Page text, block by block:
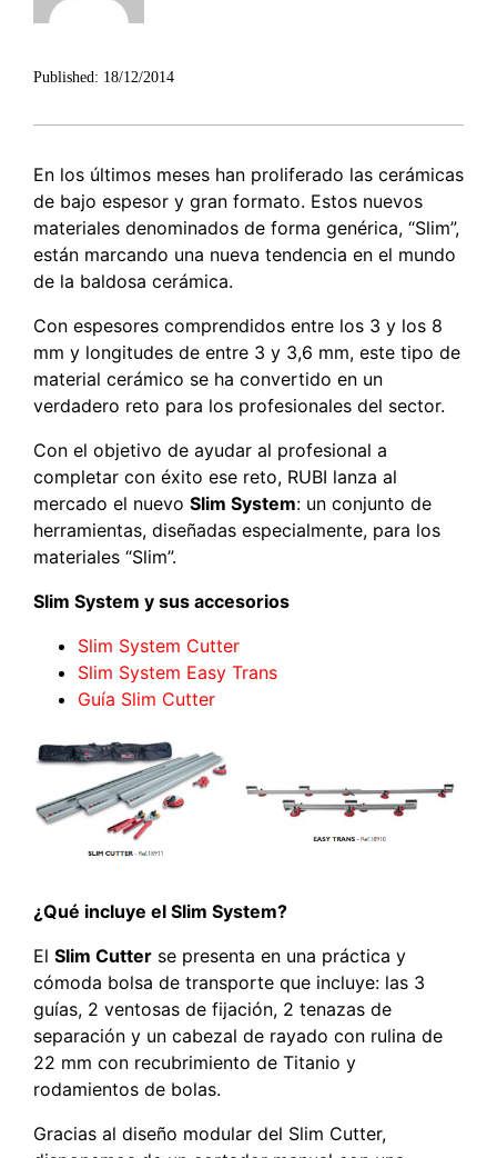
Published: 18/12/2014
En los últimos meses han proliferado las cerámicas
de bajo espesor y gran formato. Estos nuevos
materiales denominados de forma genérica, “Slim”,
están marcando una nueva tendencia en el mundo
de la baldosa cerámica.
Con espesores comprendidos entre los 3 y los 8
mm y longitudes de entre 3 y 3,6 mm, este tipo de
material cerámico se ha convertido en un
verdadero reto para los profesionales del sector.
Con el objetivo de ayudar al profesional a
completar con éxito ese reto, RUBI lanza al
mercado el nuevo Slim System: un conjunto de
herramientas, diseñadas especialmente, para los
materiales “Slim”.
Slim System y sus accesorios
Slim System Cutter
Slim System Easy Trans
Guía Slim Cutter
¿Qué incluye el Slim System?
El Slim Cutter se presenta en una práctica y
cómoda bolsa de transporte que incluye: las 3
guías, 2 ventosas de fijación, 2 tenazas de
separación y un cabezal de rayado con rulina de
22 mm con recubrimiento de Titanio y
rodamientos de bolas.
Gracias al diseño modular del Slim Cutter,